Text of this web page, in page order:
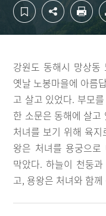
강원도 동해시 망상동
옛날 노봉마을에 아름
고 살고 있었다. 부모
한 소문은 동해에 살고
처녀를 보기 위해 육
왕은 처녀를 용궁으
막았다. 하늘이 천둥
고, 용왕은 처녀와 함